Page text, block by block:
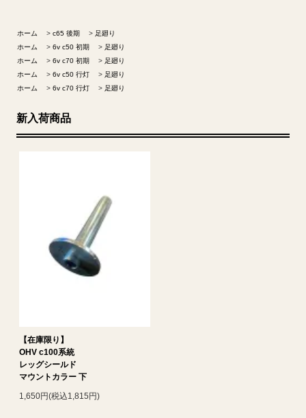
ホーム > c65 後期 > 足廻り
ホーム
> 6v c50 初期 > 足廻り
ホーム
> 6v c70 初期 > 足廻り
ホーム
> 6v c50 行灯 > 足廻り
ホーム
> 6v c70 行灯 > 足廻り
新入荷商品
【在庫限り】
OHV c100系統
レッグシールド
マウントカラー 下
1,650円(税込1,815円)